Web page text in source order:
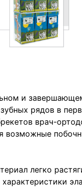
и
рядов в
врач-
возможные
легко